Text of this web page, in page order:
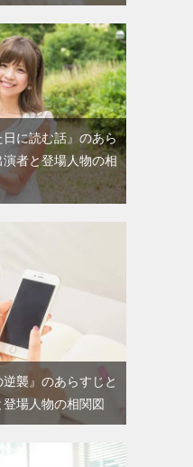
日に読む話』のあら
者と登場人物の相
襲』のあらすじと
場人物の相関図